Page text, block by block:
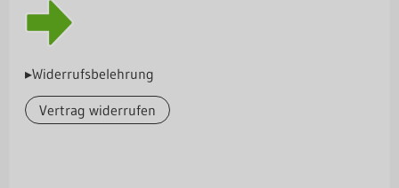
▸Widerrufsbelehrung
Vertrag widerrufen